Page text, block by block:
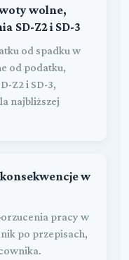
wolne,
SD-Z2 i SD-3
od spadku w
od podatku,
Z2 i SD-3,
najbliższej
w
pracy w
po przepisach,